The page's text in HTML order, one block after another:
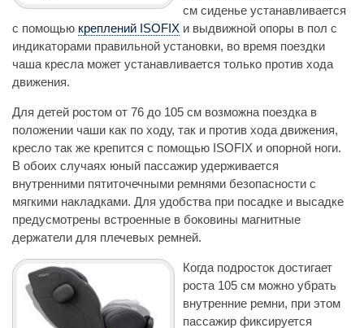
см сиденье устанавливается
с помощью креплений ISOFIX и выдвижной опоры в пол с
индикаторами правильной установки, во время поездки
чаша кресла может устанавливается только против хода
движения.
Для детей ростом от 76 до 105 см возможна поездка в
положении чаши как по ходу, так и против хода движения,
кресло так же крепится с помощью ISOFIX и опорной ноги.
В обоих случаях юный пассажир удерживается
внутренними пятиточечными ремнями безопасности с
мягкими накладками. Для удобства при посадке и высадке
предусмотрены встроенные в боковины магнитные
держатели для плечевых ремней.
Когда подросток достигает
роста 105 см можно убрать
внутренние ремни, при этом
пассажир фиксируется